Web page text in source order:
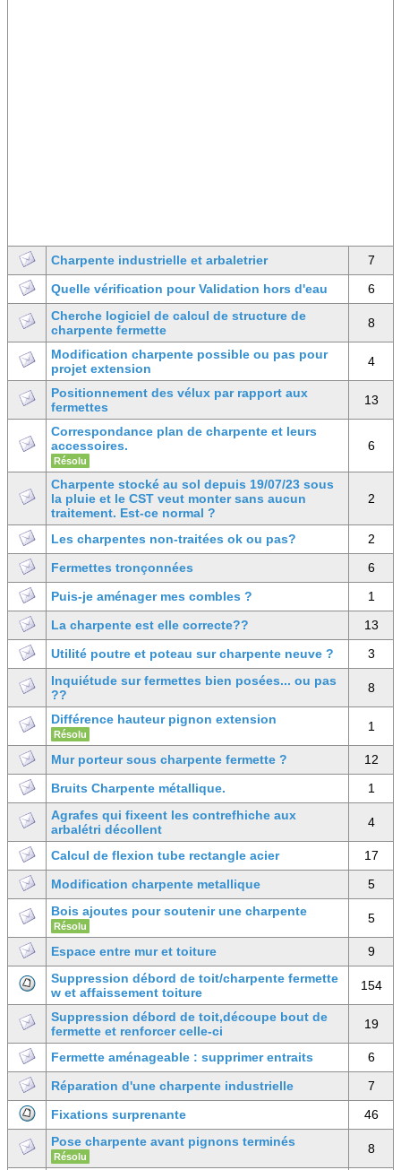
Charpente industrielle et arbaletrier
7
Quelle vérification pour Validation hors d'eau
6
Cherche logiciel de calcul de structure de
charpente fermette
8
Modification charpente possible ou pas pour
projet extension
4
Positionnement des vélux par rapport aux
fermettes
13
Correspondance plan de charpente et leurs
accessoires.
Résolu
6
Charpente stocké au sol depuis 19/07/23 sous
la pluie et le CST veut monter sans aucun
traitement. Est-ce normal ?
2
Les charpentes non-traitées ok ou pas?
2
Fermettes tronçonnées
6
Puis-je aménager mes combles ?
1
La charpente est elle correcte??
13
Utilité poutre et poteau sur charpente neuve ?
3
Inquiétude sur fermettes bien posées... ou pas
??
8
Différence hauteur pignon extension
Résolu
1
Mur porteur sous charpente fermette ?
12
Bruits Charpente métallique.
1
Agrafes qui fixeent les contrefhiche aux
arbalétri décollent
4
Calcul de flexion tube rectangle acier
17
Modification charpente metallique
5
Bois ajoutes pour soutenir une charpente
Résolu
5
Espace entre mur et toiture
9
Suppression débord de toit/charpente fermette
w et affaissement toiture
154
Suppression débord de toit,découpe bout de
fermette et renforcer celle-ci
19
Fermette aménageable : supprimer entraits
6
Réparation d'une charpente industrielle
7
Fixations surprenante
46
Pose charpente avant pignons terminés
Résolu
8